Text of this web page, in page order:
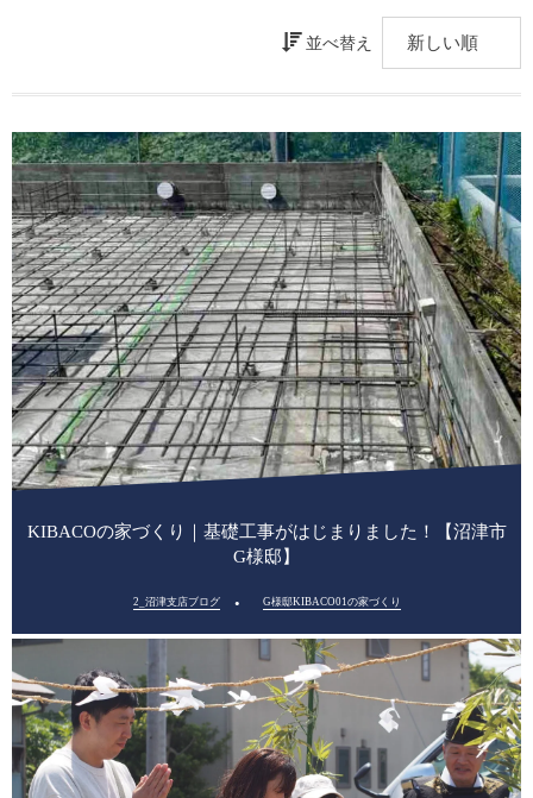
並べ替え
KIBACOの家づくり｜基礎工事がはじまりました！【沼津市
G様邸】
2_沼津支店ブログ G様邸KIBACO01の家づくり